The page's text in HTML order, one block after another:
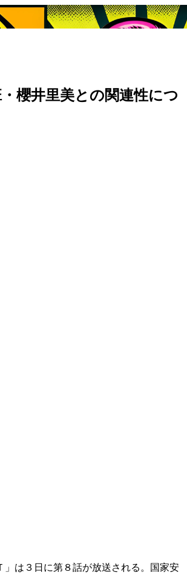
櫻井里美との関連性につ
は３日に第８話が放送される。国家安